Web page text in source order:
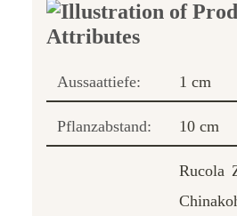
Aussaattiefe: 1 cm
Pflanzabstand: 10 cm
Rucola